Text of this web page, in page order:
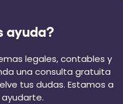
ayuda?
legales, contables y
una consulta gratuita
tus dudas. Estamos a